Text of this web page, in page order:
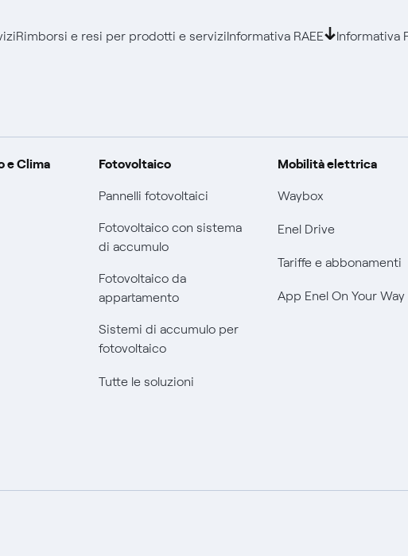
Rimborsi e resi per prodotti e serviziInformativa RAEE Informativa
e Clima Fotovoltaico
Pannelli fotovoltaici
Fotovoltaico con sistema
di accumulo
Fotovoltaico da
appartamento
Sistemi di accumulo per
fotovoltaico
Tutte le soluzioni
Mobilità elettrica
Waybox
Enel Drive
Tariffe e abbonamenti
App Enel On Your Way